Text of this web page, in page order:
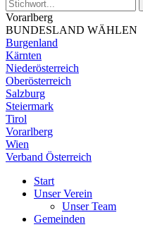
Vorarlberg
BUNDESLAND WÄHLEN
Burgenland
Kärnten
Niederösterreich
Oberösterreich
Salzburg
Steiermark
Tirol
Vorarlberg
Wien
Verband Österreich
Start
Unser Verein
Unser Team
Gemeinden